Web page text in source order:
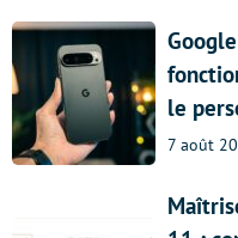
le
7 août